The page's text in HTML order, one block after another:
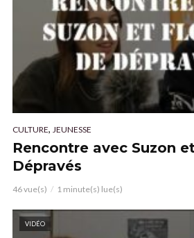
CULTURE, JEUNESSE
Rencontre avec Suzon
Dépravés
46 vue(s) 1 minute(s) lue(s)
VIDÉO